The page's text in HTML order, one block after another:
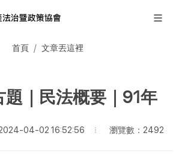
首頁 文章丟這裡
｜民法概要｜91年
04-02 16:52:56 瀏覽數：2492